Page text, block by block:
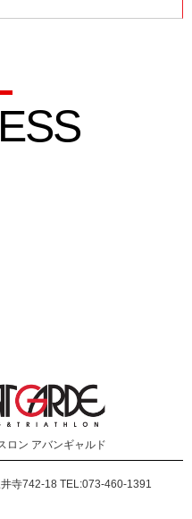
ロン アバンギャルド
寺742-18 TEL:073-460-1391